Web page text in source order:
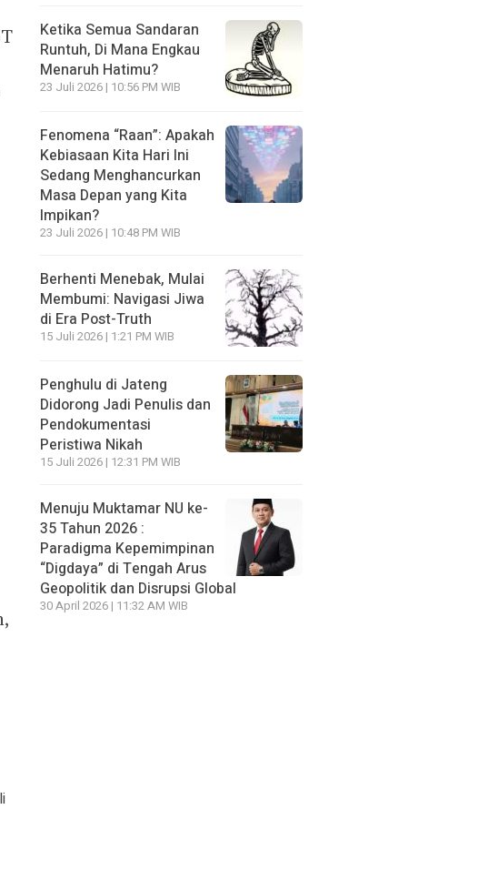
Ketika Semua Sandaran
Runtuh, Di Mana Engkau
Menaruh Hatimu?
23 Juli 2026 | 10:56 PM WIB
Fenomena “Raan”: Apakah
Kebiasaan Kita Hari Ini
Sedang Menghancurkan
Masa Depan yang Kita
Impikan?
23 Juli 2026 | 10:48 PM WIB
Berhenti Menebak, Mulai
Membumi: Navigasi Jiwa
di Era Post-Truth
15 Juli 2026 | 1:21 PM WIB
Penghulu di Jateng
Didorong Jadi Penulis dan
Pendokumentasi
Peristiwa Nikah
15 Juli 2026 | 12:31 PM WIB
Menuju Muktamar NU ke-
35 Tahun 2026 :
Paradigma Kepemimpinan
“Digdaya” di Tengah Arus
Geopolitik dan Disrupsi Global
30 April 2026 | 11:32 AM WIB